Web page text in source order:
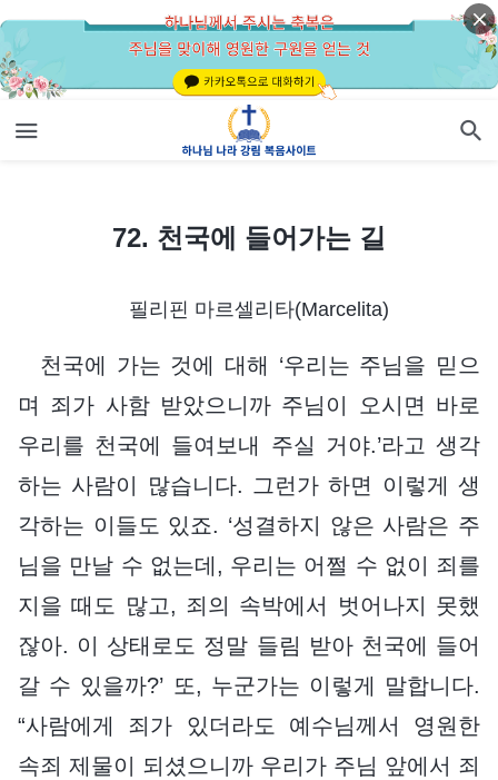
72. 천국에 들어가는 길
필리핀 마르셀리타(Marcelita)
천국에 가는 것에 대해 ‘우리는 주님을 믿으
며 죄가 사함 받았으니까 주님이 오시면 바로
우리를 천국에 들여보내 주실 거야.’라고 생각
하는 사람이 많습니다. 그런가 하면 이렇게 생
각하는 이들도 있죠. ‘성결하지 않은 사람은 주
님을 만날 수 없는데, 우리는 어쩔 수 없이 죄를
지을 때도 많고, 죄의 속박에서 벗어나지 못했
잖아. 이 상태로도 정말 들림 받아 천국에 들어
갈 수 있을까?’ 또, 누군가는 이렇게 말합니다.
“사람에게 죄가 있더라도 예수님께서 영원한
속죄 제물이 되셨으니까 우리가 주님 앞에서 죄